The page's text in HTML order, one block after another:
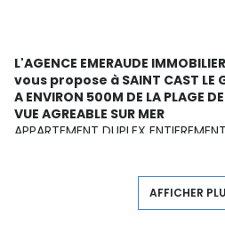
L'AGENCE EMERAUDE
vous propose à SAINT CAST LE
A ENVIRON 500M DE LA PLAGE
VUE AGREABLE SUR MER
APPARTEMENT DUPLEX
rez-de-jardin
rez-de-chaussée:salon
terrasse de 13,40m2 bénéficiant
AFFICHER